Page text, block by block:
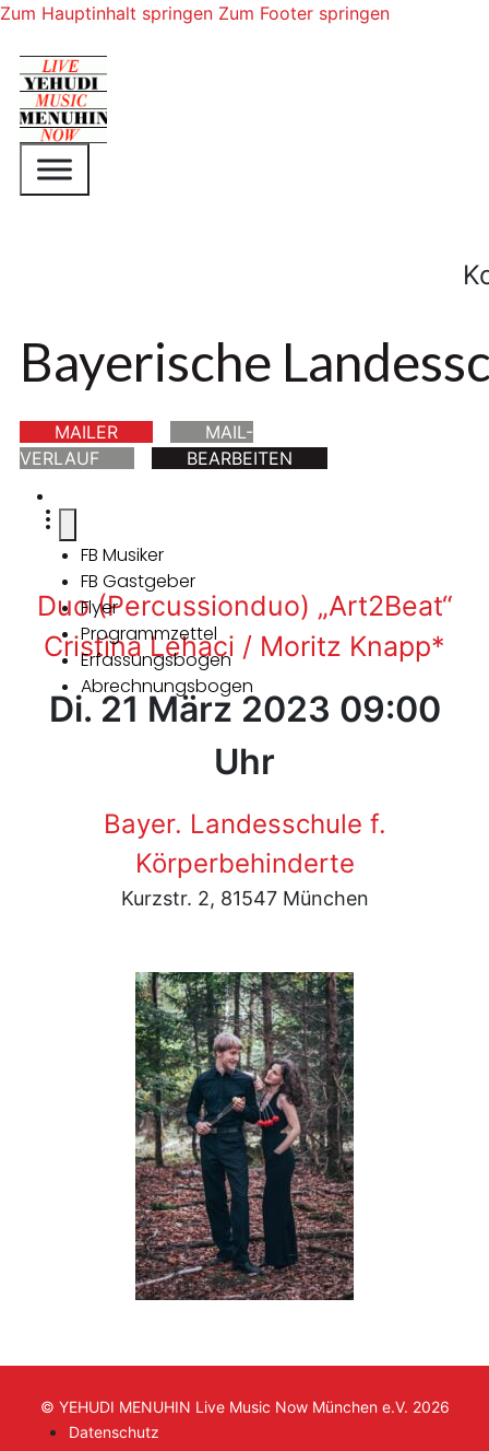
Zum Hauptinhalt springen Zum Footer springen
Bayerische
MAILER
MAIL-
VERLAUF
BEARBEITEN
FB Musiker
FB Gastgeber
Flyer
Programmzettel
Erfassungsbogen
Abrechnungsbogen
Duo (Percussionduo) „Art2Beat“
Cristina Lehaci / Moritz Knapp*
Di. 21 März 2023 09:00
Uhr
Bayer. Landesschule f.
Körperbehinderte
Kurzstr. 2, 81547 München
© YEHUDI MENUHIN Live Music Now München e.V. 2026
Datenschutz